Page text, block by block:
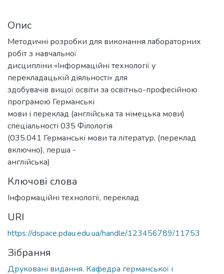
Опис
Методичні розробки для виконання лабораторних
робіт з навчальної
дисципліни «Інформаційні технології у
перекладацькій діяльності» для
здобувачів вищої освіти за освітньо-професійною
програмою Германські
мови і переклад (англійська та німецька мови)
спеціальності 035 Філологія
(035.041 Германські мови та літератур, (переклад
включно), перша -
англійська)
Ключові слова
Інформаційні технології, переклад
URI
https://dspace.pdau.edu.ua/handle/123456789/11753
Зібрання
Друковані видання. Кафедра германської і